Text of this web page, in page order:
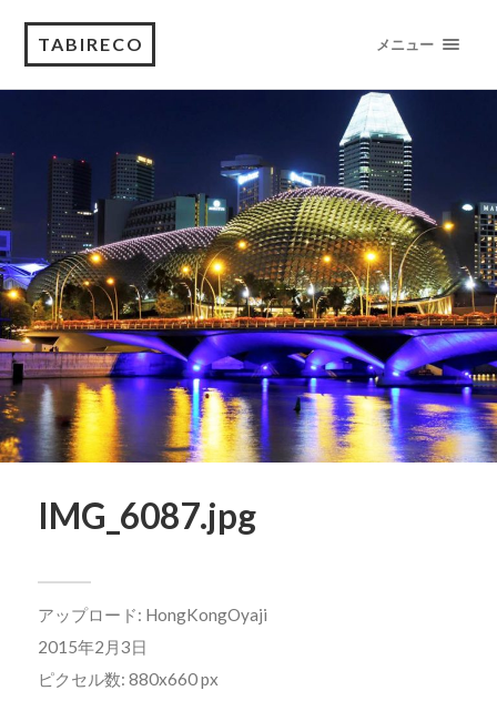
TABIRECO メニュー
IMG_6087.jpg
アップロード: HongKongOyaji
2015年2月3日
ピクセル数: 880x660 px